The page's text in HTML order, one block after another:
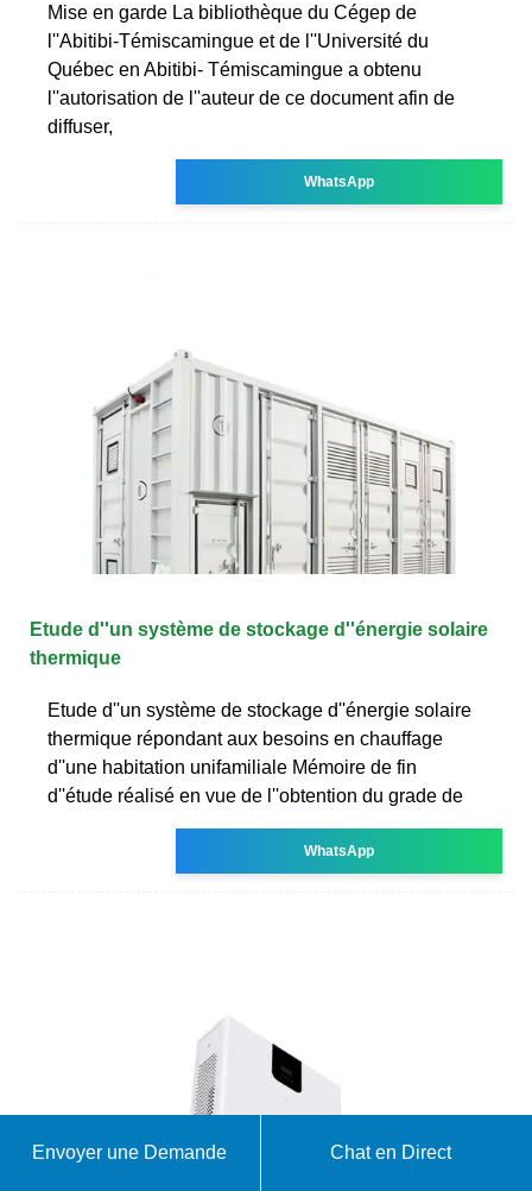
Mise en garde La bibliothèque du Cégep de
l''Abitibi-Témiscamingue et de l''Université du
Québec en Abitibi- Témiscamingue a obtenu
l''autorisation de l''auteur de ce document afin de
diffuser,
WhatsApp
Etude d''un système de stockage d''énergie solaire
thermique
Etude d''un système de stockage d''énergie solaire
thermique répondant aux besoins en chauffage
d''une habitation unifamiliale Mémoire de fin
d''étude réalisé en vue de l''obtention du grade de
WhatsApp
Envoyer une Demande Chat en Direct